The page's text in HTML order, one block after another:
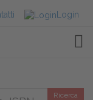
Login
Ricerca